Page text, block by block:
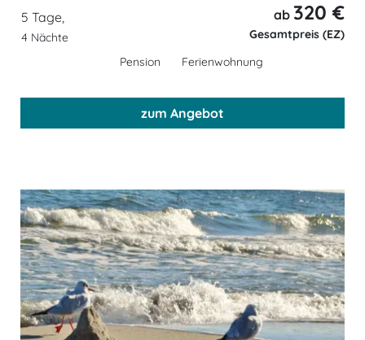
5 Tage,
4 Nächte
ab 320 €
Gesamtpreis (EZ)
Pension
Ferienwohnung
zum Angebot